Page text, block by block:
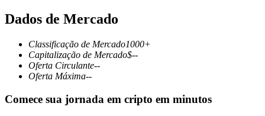
Dados de Mercado
Classificação de Mercado1000+
Capitalização de Mercado$--
Oferta Circulante--
Oferta Máxima--
Comece sua jornada em cripto em minutos